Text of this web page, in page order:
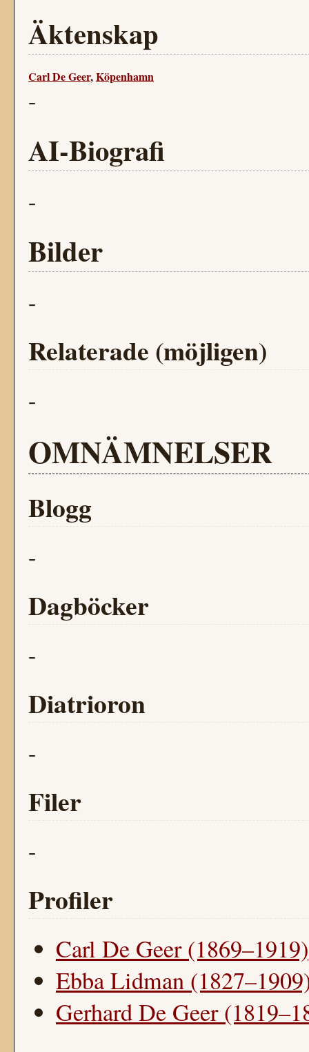
Äktenskap
Carl De Geer,Köpenhamn
-
AI-Biografi
-
Bilder
-
Relaterade (möjligen)
-
OMNÄMNELSER
Blogg
-
Dagböcker
-
Diatrioron
-
Filer
-
Profiler
Carl De Geer (1869–1919)
Ebba Lidman
Gerhard De Geer